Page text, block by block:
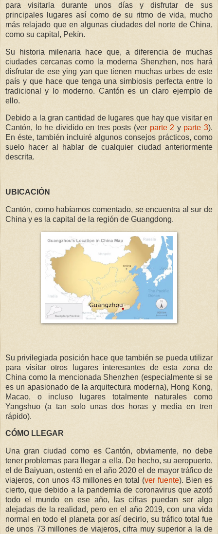
para visitarla durante unos días y disfrutar de sus
principales lugares así como de su ritmo de vida, mucho
más relajado que en algunas ciudades del norte de China,
como su capital, Pekín.
Su historia milenaria hace que, a diferencia de muchas
ciudades cercanas como la moderna Shenzhen, nos hará
disfrutar de ese ying yan que tienen muchas urbes de este
país y que hace que tenga una simbiosis perfecta entre lo
tradicional y lo moderno. Cantón es un claro ejemplo de
ello.
Debido a la gran cantidad de lugares que hay que visitar en
Cantón, lo he dividido en tres posts (ver parte 2 y parte 3).
En éste, también incluiré algunos consejos prácticos, como
suelo hacer al hablar de cualquier ciudad anteriormente
descrita.
UBICACIÓN
Cantón, como habíamos comentado, se encuentra al sur de
China y es la capital de la región de Guangdong.
Su privilegiada posición hace que también se pueda utilizar
para visitar otros lugares interesantes de esta zona de
China como la mencionada Shenzhen (especialmente si se
es un apasionado de la arquitectura moderna), Hong Kong,
Macao, o incluso lugares totalmente naturales como
Yangshuo (a tan solo unas dos horas y media en tren
rápido).
CÓMO LLEGAR
Una gran ciudad como es Cantón, obviamente, no debe
tener problemas para llegar a ella. De hecho, su aeropuerto,
el de Baiyuan, ostentó en el año 2020 el de mayor tráfico de
viajeros, con unos 43 millones en total (ver fuente). Bien es
cierto, que debido a la pandemia de coronavirus que azotó
todo el mundo en ese año, las cifras puedan ser algo
alejadas de la realidad, pero en el año 2019, con una vida
normal en todo el planeta por así decirlo, su tráfico total fue
de unos 73 millones de viajeros, cifra muy superior a la de